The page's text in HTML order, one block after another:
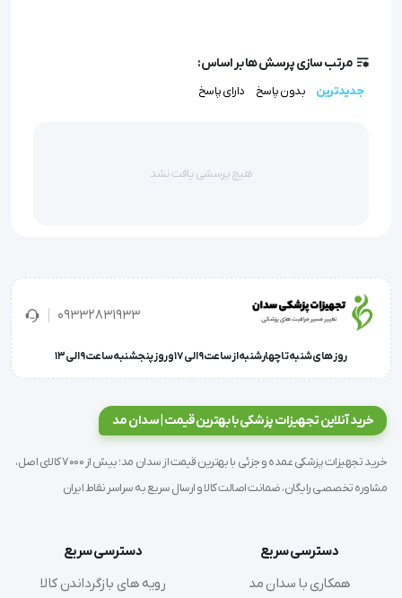
ماشین
در 3 حالت مختلف و 4 رول ماساژ دارای کنترل دستی و مناسب
مرتب سازی پرسش ها بر اساس:
جدیدترین بدون پاسخ دارای پاسخ
هیچ پرسشی یافت نشد
09332831933
روز های شنبه تا چهارشنبه از ساعت 9 الی 17 و روز پنجشنبه ساعت 9 الی 13
خرید آنلاین تجهیزات پزشکی با بهترین قیمت | سدان مد
خرید تجهیزات پزشکی عمده و جزئی با بهترین قیمت از سدان مد؛ بیش از 7000 کالای اصل،
مشاوره تخصصی رایگان، ضمانت اصالت کالا و ارسال سریع به سراسر نقاط ایران
دسترسی سریع
همکاری با سدان مد
دسترسی سریع
رویه های بازگرداندن کالا